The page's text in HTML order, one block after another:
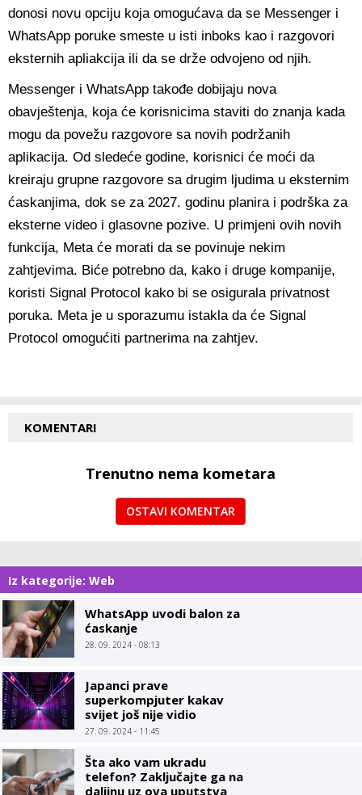
donosi novu opciju koja omogućava da se Messenger i
WhatsApp poruke smeste u isti inboks kao i razgovori
eksternih apliakcija ili da se drže odvojeno od njih.
Messenger i WhatsApp takođe dobijaju nova
obavještenja, koja će korisnicima staviti do znanja kada
mogu da povežu razgovore sa novih podržanih
aplikacija. Od sledeće godine, korisnici će moći da
kreiraju grupne razgovore sa drugim ljudima u eksternim
ćaskanjima, dok se za 2027. godinu planira i podrška za
eksterne video i glasovne pozive. U primjeni ovih novih
funkcija, Meta će morati da se povinuje nekim
zahtjevima. Biće potrebno da, kako i druge kompanije,
koristi Signal Protocol kako bi se osigurala privatnost
poruka. Meta je u sporazumu istakla da će Signal
Protocol omogućiti partnerima na zahtjev.
KOMENTARI
Trenutno nema kometara
OSTAVI KOMENTAR
Iz kategorije: Web
WhatsApp uvodi balon za
ćaskanje
28. 09. 2024 - 08:13
Japanci prave
superkompjuter kakav
svijet još nije vidio
27. 09. 2024 - 11:45
Šta ako vam ukradu
telefon? Zaključajte ga na
daljinu uz ova uputstva